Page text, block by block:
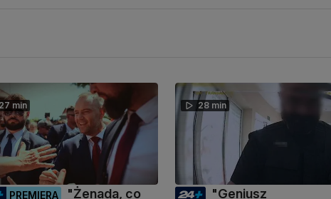
27 min
PREMIERA "Żenada, co
28 min
"Geniusz